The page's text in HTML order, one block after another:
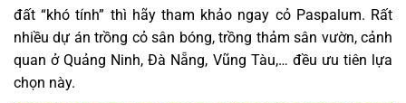
đất “khó tính” thì hãy tham khảo ngay cỏ Paspalum. Rất
nhiều dự án trồng cỏ sân bóng, trồng thảm sân vườn, cảnh
quan ở Quảng Ninh, Đà Nẵng, Vũng Tàu,… đều ưu tiên lựa
chọn này.